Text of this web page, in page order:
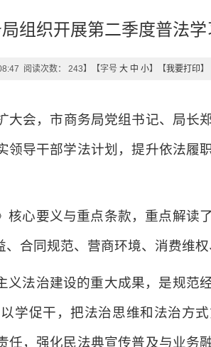
组织开展第二季度普法学
阅读次数： 243】【字号 大 中 小】【我要打印】
会，市商务局党组书记、局长
导干部学法计划，提升依法履
心要义与重点条款，重点解读
合同规范、营商环境、消费维权
法治建设的重大成果，是规范
学促干，把法治思维和法治方
，强化民法典宣传普及与业务